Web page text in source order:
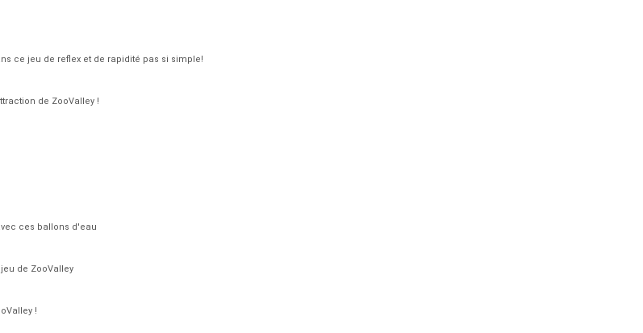
ce jeu de reflex et de rapidité pas si simple!
de ZooValley !
ces ballons d'eau
de ZooValley
!